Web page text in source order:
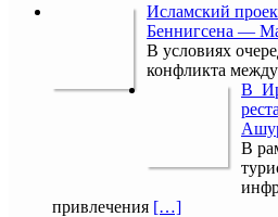
Исламский
Беннигсена —
В условиях
конфликта
В
В
привлечения […]